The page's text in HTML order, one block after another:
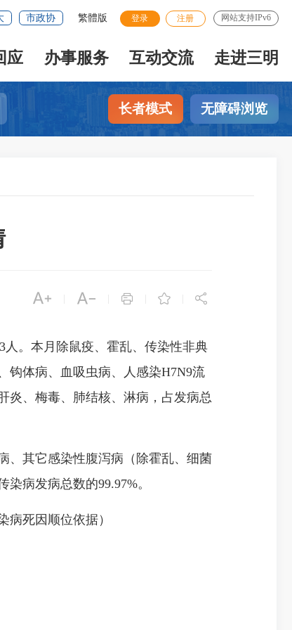
市政协 繁體版 登录 注册 网站支持IPv6
应 办事服务 互动交流 走进三明
长者模式 无障碍浏览
    
人。本月除鼠疫、霍乱、传染性非典
钩体病、血吸虫病、人感染H7N9流
炎、梅毒、肺结核、淋病，占发病总
、其它感染性腹泻病（除霍乱、细菌
病发病总数的99.97%。
死因顺位依据）